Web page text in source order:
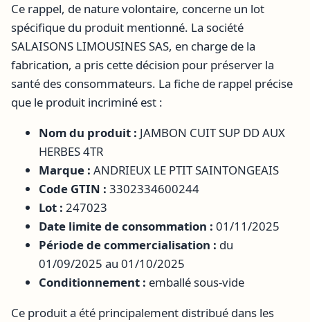
Ce rappel, de nature volontaire, concerne un lot
spécifique du produit mentionné. La société
SALAISONS LIMOUSINES SAS, en charge de la
fabrication, a pris cette décision pour préserver la
santé des consommateurs. La fiche de rappel précise
que le produit incriminé est :
Nom du produit : JAMBON CUIT SUP DD AUX
HERBES 4TR
Marque : ANDRIEUX LE PTIT SAINTONGEAIS
Code GTIN : 3302334600244
Lot : 247023
Date limite de consommation : 01/11/2025
Période de commercialisation : du
01/09/2025 au 01/10/2025
Conditionnement : emballé sous-vide
Ce produit a été principalement distribué dans les